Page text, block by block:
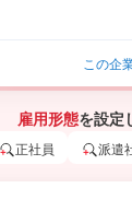
この企
雇用形態を設定
正社員 派遣